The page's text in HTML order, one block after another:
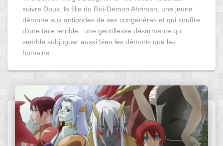
suivre Doux, la fille du Roi-Démon Ahriman, une jeune
démone aux antipodes de ses congénères et qui souffre
d’une tare terrible : une gentillesse désarmante qui
semble subjuguer aussi bien les démons que les
humains.